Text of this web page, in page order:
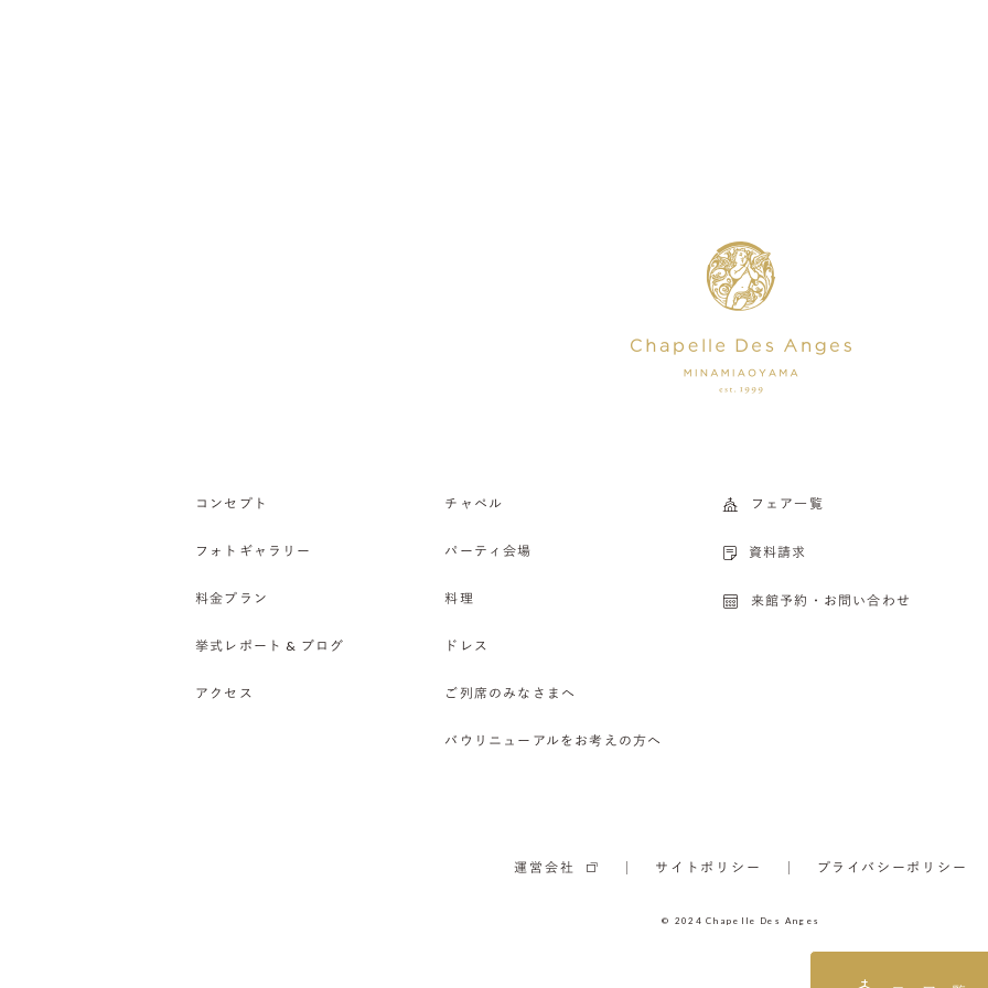
コンセプト
フォトギャラリー
料金プラン
挙式レポート & ブログ
アクセス
チャペル
パーティ会場
料理
ドレス
ご列席のみなさまへ
バウリニューアルをお考えの方へ
フェア一覧
資料請求
来館予約・お問い合わせ
運営会社 サイトポリシー プライバシーポリシー
© 2024 Chapelle Des Anges